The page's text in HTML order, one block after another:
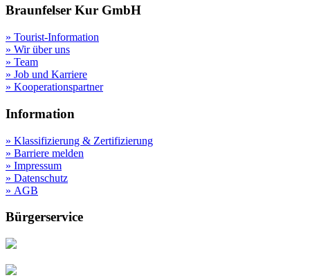
Braunfelser Kur GmbH
» Tourist-Information
» Wir über uns
» Team
» Job und Karriere
» Kooperationspartner
Information
» Klassifizierung & Zertifizierung
» Barriere melden
» Impressum
» Datenschutz
» AGB
Bürgerservice